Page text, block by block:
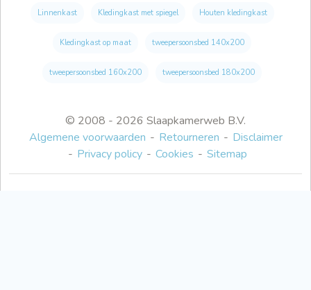
© 2008 - 2026 Slaapkamerweb B.V.
Algemene voorwaarden
Retourneren
Disclaimer
Privacy policy
Cookies Sitemap
Linnenkast Kledingkast met spiegel Houten kledingkast
Kledingkast op maat tweepersoonsbed 140x200
tweepersoonsbed 160x200 tweepersoonsbed 180x200